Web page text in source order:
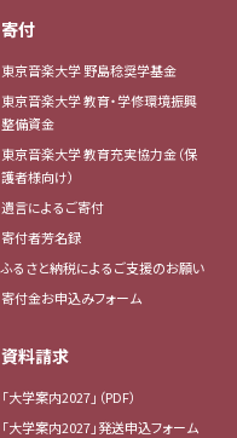
寄付
東京音楽大学 野島稔奨学基金
東京音楽大学 教育・学修環境振興
整備資金
東京音楽大学 教育充実協力金（保
護者様向け）
遺言によるご寄付
寄付者芳名録
ふるさと納税によるご支援のお願い
寄付金お申込みフォーム
資料請求
「大学案内2027」（PDF）
「大学案内2027」発送申込フォーム